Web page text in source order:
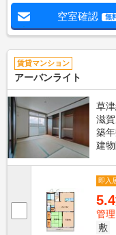
空室確認 無
賃貸マンション
アーバンライト
草
滋
築
建
即入
5.4
管
敷